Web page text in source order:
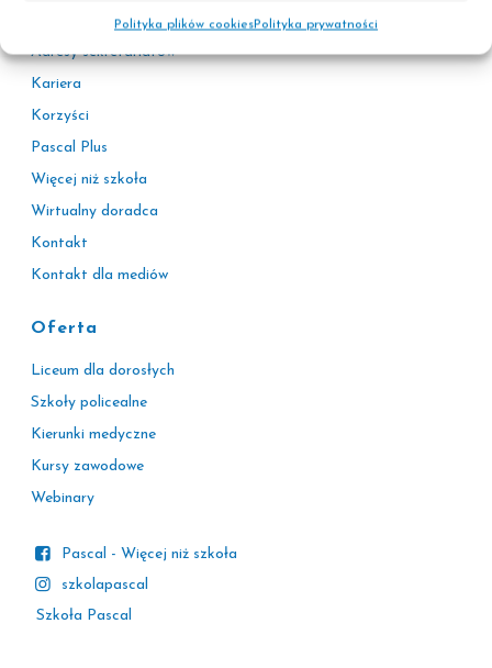
Polityka plików cookiesPolityka prywatności
Polityka prywatności
Adresy sekretariatów
Kariera
Korzyści
Pascal Plus
Więcej niż szkoła
Wirtualny doradca
Kontakt
Kontakt dla mediów
Oferta
Liceum dla dorosłych
Szkoły policealne
Kierunki medyczne
Kursy zawodowe
Webinary
Pascal - Więcej niż szkoła
szkolapascal
Szkoła Pascal